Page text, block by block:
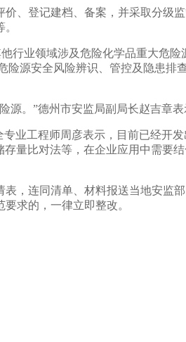
登记建档、备案，并采取分级
业领域涉及危险化学品重大危险
源安全风险辨识、管控及隐患排
。”德州市安监局副局长赵吉章表
工程师周彦表示，目前已经开发
量比对法等，在企业应用中需要
连同清单、材料报送当地安监部
求的，一律立即整改。